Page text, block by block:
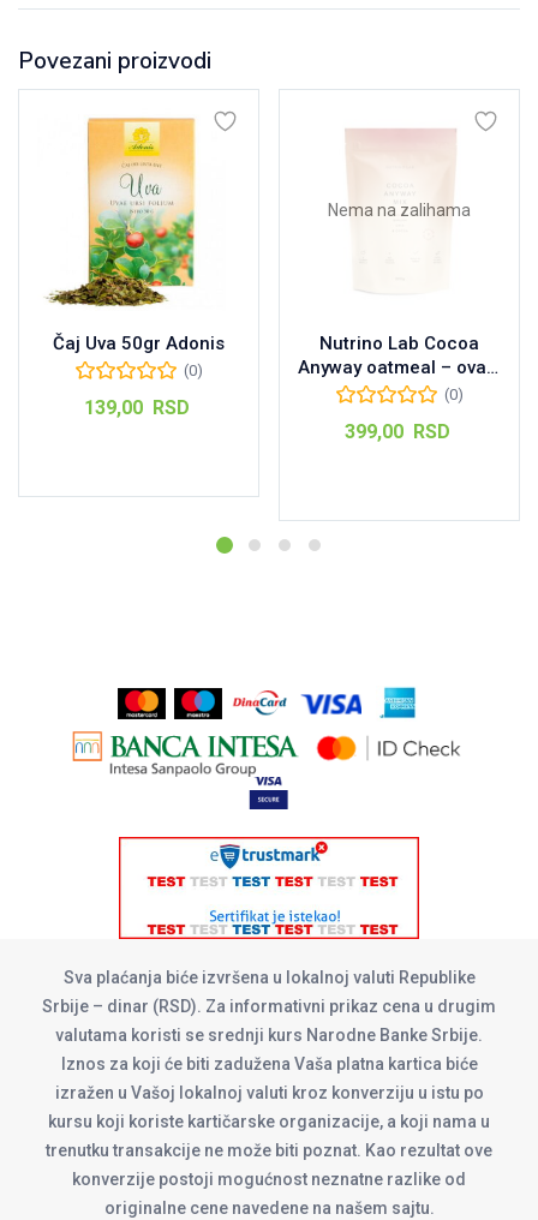
Povezani proizvodi
Čaj Uva 50gr Adonis
(0)
139,00 RSD
Nema na zalihama
Nutrino Lab Cocoa
Anyway oatmeal – ovas,
banana, čija seme,
(0)
399,00 RSD
Sva plaćanja biće izvršena u lokalnoj valuti Republike
Srbije – dinar (RSD). Za informativni prikaz cena u drugim
valutama koristi se srednji kurs Narodne Banke Srbije.
Iznos za koji će biti zadužena Vaša platna kartica biće
izražen u Vašoj lokalnoj valuti kroz konverziju u istu po
kursu koji koriste kartičarske organizacije, a koji nama u
trenutku transakcije ne može biti poznat. Kao rezultat ove
konverzije postoji mogućnost neznatne razlike od
originalne cene navedene na našem sajtu.